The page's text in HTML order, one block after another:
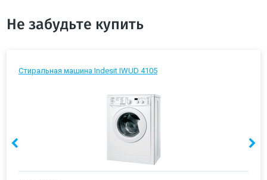
Не забудьте купить
Стиральная машина Indesit IWUD 4105